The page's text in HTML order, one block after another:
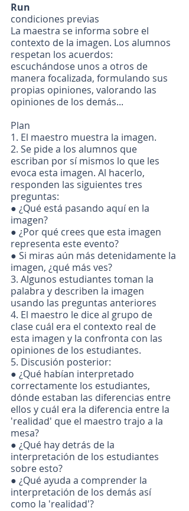
Run
condiciones previas
La maestra se informa sobre el
contexto de la imagen. Los alumnos
respetan los acuerdos:
escuchándose unos a otros de
manera focalizada, formulando sus
propias opiniones, valorando las
opiniones de los demás...
Plan
1. El maestro muestra la imagen.
2. Se pide a los alumnos que
escriban por sí mismos lo que les
evoca esta imagen. Al hacerlo,
responden las siguientes tres
preguntas:
● ¿Qué está pasando aquí en la
imagen?
● ¿Por qué crees que esta imagen
representa este evento?
● Si miras aún más detenidamente la
imagen, ¿qué más ves?
3. Algunos estudiantes toman la
palabra y describen la imagen
usando las preguntas anteriores
4. El maestro le dice al grupo de
clase cuál era el contexto real de
esta imagen y la confronta con las
opiniones de los estudiantes.
5. Discusión posterior:
● ¿Qué habían interpretado
correctamente los estudiantes,
dónde estaban las diferencias entre
ellos y cuál era la diferencia entre la
'realidad' que el maestro trajo a la
mesa?
● ¿Qué hay detrás de la
interpretación de los estudiantes
sobre esto?
● ¿Qué ayuda a comprender la
interpretación de los demás así
como la 'realidad'?